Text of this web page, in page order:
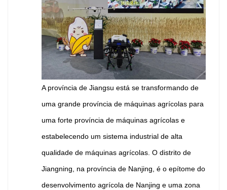
A província de Jiangsu está se transformando de
uma grande província de máquinas agrícolas para
uma forte província de máquinas agrícolas e
estabelecendo um sistema industrial de alta
qualidade de máquinas agrícolas. O distrito de
Jiangning, na província de Nanjing, é o epítome do
desenvolvimento agrícola de Nanjing e uma zona